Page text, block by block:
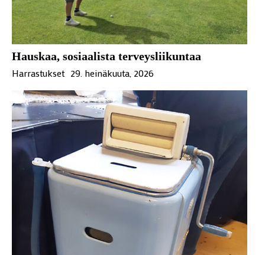
Hauskaa, sosiaalista terveysliikuntaa
Harrastukset 29. heinäkuuta, 2026